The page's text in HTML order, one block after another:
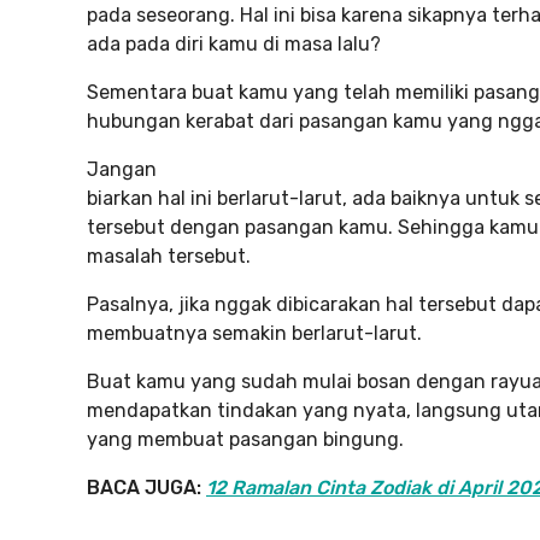
pada seseorang. Hal ini bisa karena sikapnya
ada pada diri kamu di masa lalu?
Sementara buat kamu yang telah memiliki
hubungan kerabat dari pasangan kamu yang
Jangan
biarkan hal ini berlarut-larut, ada baiknya untuk
tersebut dengan pasangan kamu. Sehingga
masalah tersebut.
Pasalnya, jika nggak dibicarakan hal tersebut
membuatnya semakin berlarut-larut.
Buat kamu yang sudah mulai bosan dengan
mendapatkan tindakan yang nyata, langsung
yang membuat pasangan bingung.
BACA JUGA: 12 Ramalan Cinta Zodiak di April